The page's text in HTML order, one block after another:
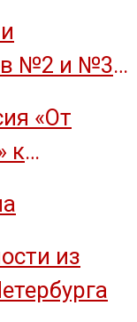
№2 и №3
«От
к
из